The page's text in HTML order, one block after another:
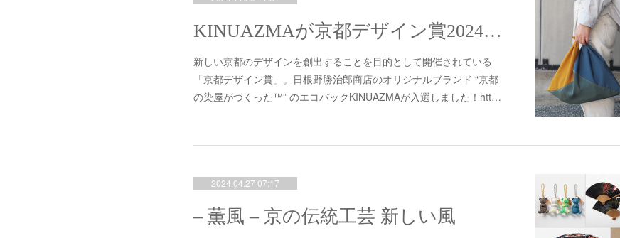
KINUAZMAが京都デザイン賞2024にて入選しました！！
新しい京都のデザインを創出することを目的として開催されている
「京都デザイン賞」。日根野勝治郎商店のオリジナルブランド “京都
の染屋がつくった™” のエコバックKINUAZMAが入選しました！htt…
2024.04.27 07:17
– 薫風 – 京の伝統工芸 新しい風